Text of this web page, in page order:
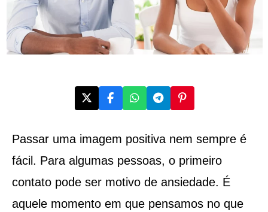
Passar uma imagem positiva nem sempre é
fácil. Para algumas pessoas, o primeiro
contato pode ser motivo de ansiedade. É
aquele momento em que pensamos no que